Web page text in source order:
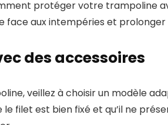
protéger votre trampoline
aux intempéries et prolonger
des accessoires
veillez à choisir un modèle
filet est bien fixé et qu’il ne